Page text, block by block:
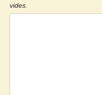
vides.